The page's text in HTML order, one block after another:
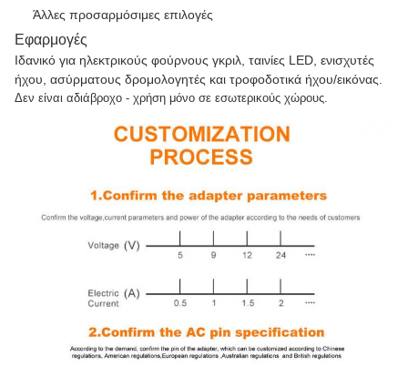
Άλλες προσαρμόσιμες επιλογές
Εφαρμογές
Ιδανικό για ηλεκτρικούς φούρνους γκριλ, ταινίες LED, ενισχυτές
ήχου, ασύρματους δρομολογητές και τροφοδοτικά ήχου/εικόνας.
Δεν είναι αδιάβροχο - χρήση μόνο σε εσωτερικούς χώρους.